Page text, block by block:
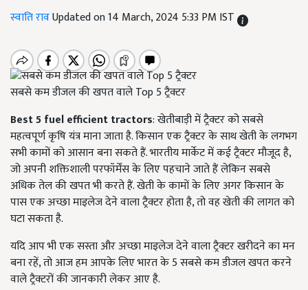
स्वाति रावUpdated on 14 March, 2024 5:33 PM IST
सबसे कम डीजल की खपत वाले Top 5 ट्रैक्टर
Best 5 fuel efficient tractors:खेतीबाड़ी में ट्रैक्टर को सबसे
महत्वपूर्ण कृषि यंत्र माना जाता है. किसान एक ट्रैक्टर के साथ खेती के लगभग
सभी कामों को आसान बना सकते हैं. भारतीय मार्केट में कई ट्रैक्टर मौजूद है,
जो अपनी शक्तिशाली परफॉर्मेंस के लिए पहचाने जाते हैं लेकिन सबसे
अधिक तेल की खपत भी करते हैं. खेती के कामों के लिए अगर किसान के
पास एक अच्छा माइलेज देने वाला ट्रैक्टर होता है, तो वह खेती की लागत को
घटा सकता है.
यदि आप भी एक सस्ता और अच्छा माइलेज देने वाला ट्रैक्टर खरीदने का मन
बना रहें, तो आज हम आपके लिए भारत के 5 सबसे कम डीजल खपत करने
वाले ट्रैक्टरों की जानकारी लेकर आए है.